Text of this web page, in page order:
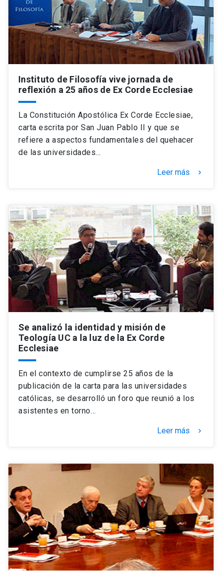
Instituto de Filosofía vive jornada de
reflexión a 25 años de Ex Corde Ecclesiae
La Constitución Apostólica Ex Corde Ecclesiae,
carta escrita por San Juan Pablo II y que se
refiere a aspectos fundamentales del quehacer
de las universidades…
Leer más keyboard_arrow_right
Se analizó la identidad y misión de
Teología UC a la luz de la Ex Corde
Ecclesiae
En el contexto de cumplirse 25 años de la
publicación de la carta para las universidades
católicas, se desarrolló un foro que reunió a los
asistentes en torno…
Leer más keyboard_arrow_right